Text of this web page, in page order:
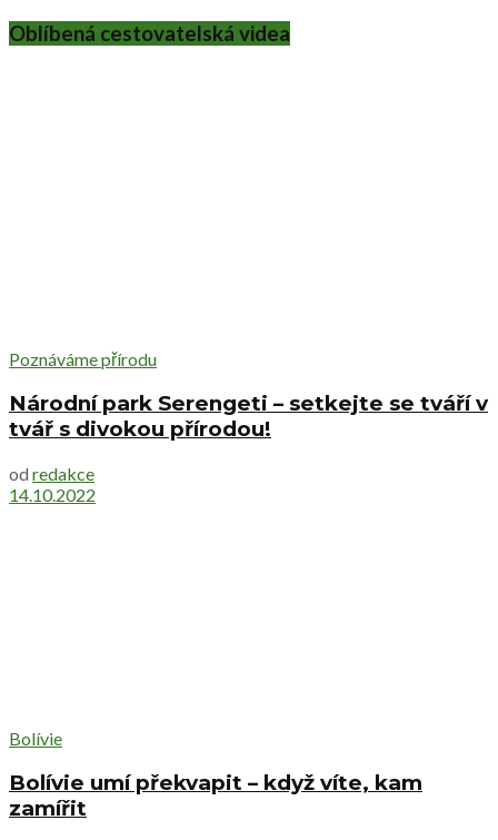
Oblíbená cestovatelská videa
Poznáváme přírodu
Národní park Serengeti – setkejte se tváří v
tvář s divokou přírodou!
od redakce
14.10.2022
Bolívie
Bolívie umí překvapit – když víte, kam
zamířit